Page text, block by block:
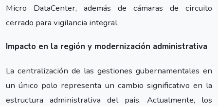
Micro DataCenter, además de cámaras de circuito
cerrado para vigilancia integral.
Impacto en la región y modernización administrativa
La centralización de las gestiones gubernamentales en
un único polo representa un cambio significativo en la
estructura administrativa del país. Actualmente, los